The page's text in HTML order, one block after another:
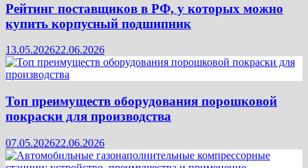
Рейтинг поставщиков в РФ, у которых можно
купить корпусный подшипник
13.05.202622.06.2026
Топ преимуществ оборудования порошковой
покраски для производства
07.05.202622.06.2026